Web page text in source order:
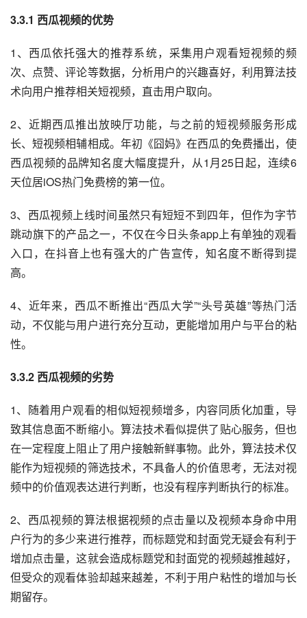
3.3.1 西瓜视频的优势
1、西瓜依托强大的推荐系统，采集用户观看短视频的频
次、点赞、评论等数据，分析用户的兴趣喜好，利用算法技
术向用户推荐相关短视频，直击用户取向。
2、近期西瓜推出放映厅功能，与之前的短视频服务形成
长、短视频相辅相成。年初《囧妈》在西瓜的免费播出，使
西瓜视频的品牌知名度大幅度提升，从1月25日起，连续6
天位居iOS热门免费榜的第一位。
3、西瓜视频上线时间虽然只有短短不到四年，但作为字节
跳动旗下的产品之一，不仅在今日头条app上有单独的观看
入口，在抖音上也有强大的广告宣传，知名度不断得到提
高。
4、近年来，西瓜不断推出“西瓜大学”“头号英雄”等热门活
动，不仅能与用户进行充分互动，更能增加用户与平台的粘
性。
3.3.2 西瓜视频的劣势
1、随着用户观看的相似短视频增多，内容同质化加重，导
致其信息面不断缩小。算法技术看似提供了贴心服务，但也
在一定程度上阻止了用户接触新鲜事物。此外，算法技术仅
能作为短视频的筛选技术，不具备人的价值思考，无法对视
频中的价值观表达进行判断，也没有程序判断执行的标准。
2、西瓜视频的算法根据视频的点击量以及视频本身命中用
户行为的多少来进行推荐，而标题党和封面党无疑会有利于
增加点击量，这就会造成标题党和封面党的视频越推越好，
但受众的观看体验却越来越差，不利于用户粘性的增加与长
期留存。